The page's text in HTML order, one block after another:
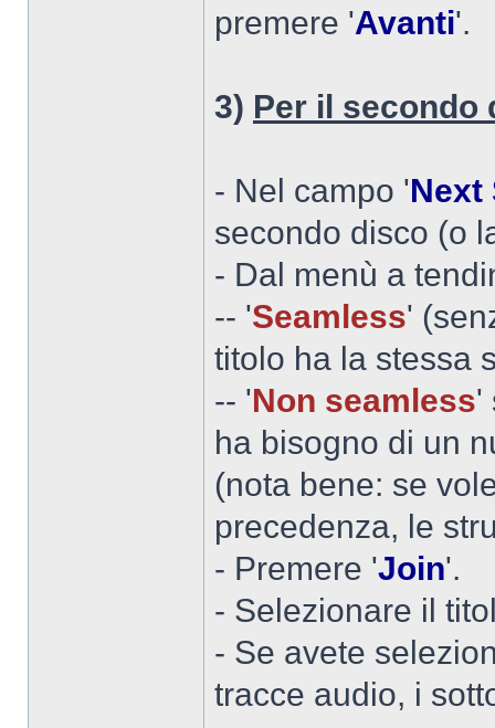
premere 'Avanti'.
3) Per il secondo
- Nel campo 'Next
secondo disco (o
- Dal menù a
-- 'Seamless'
titolo ha la stessa
-- 'Non seamless'
ha bisogno di un
(nota bene: se
precedenza, le
- Premere 'Join'.
- Selezionare il
- Se avete
tracce audio, i